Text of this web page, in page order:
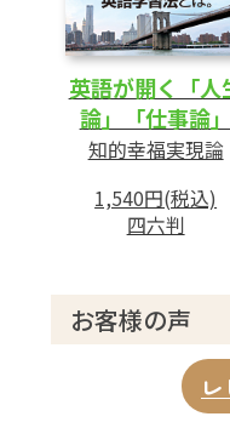
ージ」
「相手の都合
表現
コミュニケー
社会の「
コミュニケー
国によって異なる
マインド」
ミーティング
込めない日本人
ミーティング
英語が開く「人
論」「仕事論」
知的幸福実現論
1,540円(税込)
四六判
お客様の声